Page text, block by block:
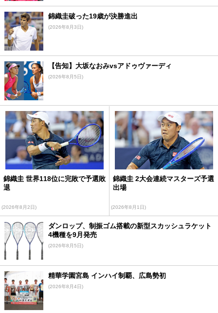
錦織圭破った19歳が決勝進出
(2026年8月3日)
【告知】大坂なおみvsアドゥヴァーディ
(2026年8月5日)
錦織圭 世界118位に完敗で予選敗
退
(2026年8月2日)
錦織圭 2大会連続マスターズ予選
出場
(2026年8月1日)
ダンロップ、制振ゴム搭載の新型スカッシュラケット
4機種を9月発売
(2026年8月5日)
精華学園宮島 インハイ制覇、広島勢初
(2026年8月4日)